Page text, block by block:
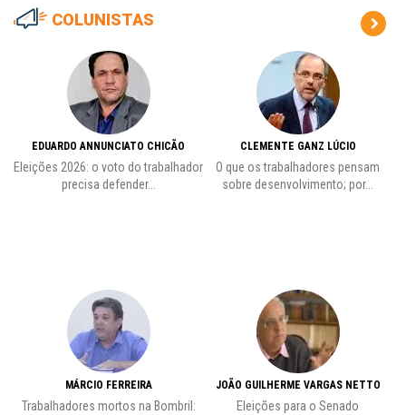
COLUNISTAS
EDUARDO ANNUNCIATO CHICÃO
Eleições 2026: o voto do trabalhador
precisa defender...
MÁRCIO FERREIRA
Trabalhadores mortos na Bombril:
CLEMENTE GANZ LÚCIO
O que os trabalhadores pensam
sobre desenvolvimento; por...
JOÃO GUILHERME VARGAS NETTO
Eleições para o Senado